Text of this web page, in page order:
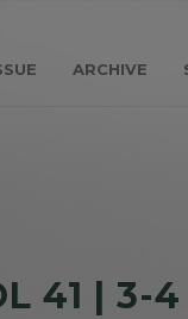
ARCHIVE
41 | 3-4